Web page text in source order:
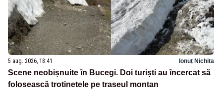
5 aug. 2026, 18:41 Ionuț Nichita
Scene neobișnuite în Bucegi. Doi turiști au încercat să
folosească trotinetele pe traseul montan